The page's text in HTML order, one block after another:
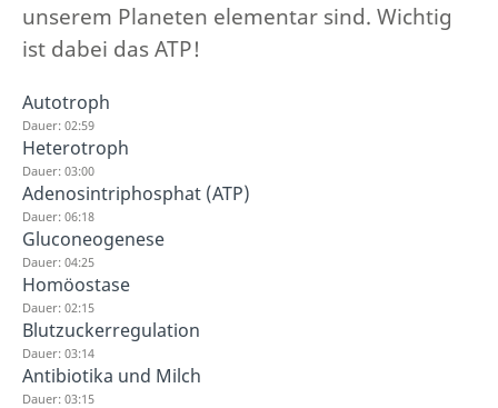
unserem Planeten elementar sind. Wichtig
ist dabei das ATP!
Autotroph
Dauer: 02:59
Heterotroph
Dauer: 03:00
Adenosintriphosphat (ATP)
Dauer: 06:18
Gluconeogenese
Dauer: 04:25
Homöostase
Dauer: 02:15
Blutzuckerregulation
Dauer: 03:14
Antibiotika und Milch
Dauer: 03:15